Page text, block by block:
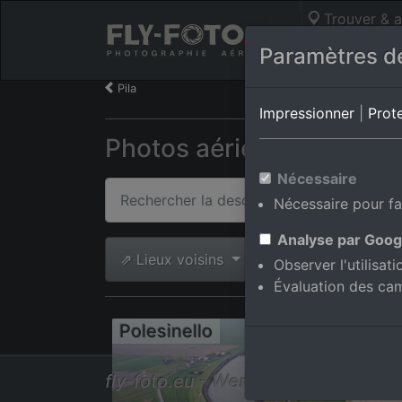
Trouver &
Pila
Photos aériennes de
⇗ Lieux voisins Toutes les
Polesinello
fly-foto.eu - Werner Riehm
Paramètres
Impressionner
Nécessaire
Nécessaire pour
Analyse par
Observer
Évaluation des